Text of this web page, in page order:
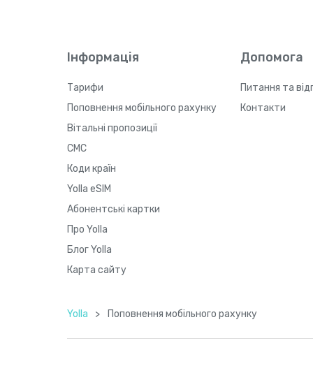
Інформація
Тарифи
Поповнення мобільного рахунку
Вітальні пропозиції
СМС
Коди країн
Yolla eSIM
Абонентські картки
Про Yolla
Блог Yolla
Карта сайту
Допомога
Питання та
Контакти
Yolla > Поповнення мобільного рахунку